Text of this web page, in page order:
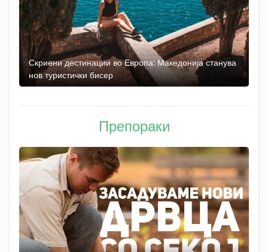
Скриени дестинации во Европа: Македонија станува
нов туристички бисер
Препораки